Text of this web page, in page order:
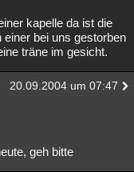
kapelle da ist die
bei uns gestorben
träne im gesicht.
20.09.2004 um 07:47
geh bitte